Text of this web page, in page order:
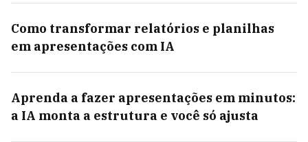
Como transformar relatórios e planilhas
em apresentações com IA
Aprenda a fazer apresentações em minutos:
a IA monta a estrutura e você só ajusta